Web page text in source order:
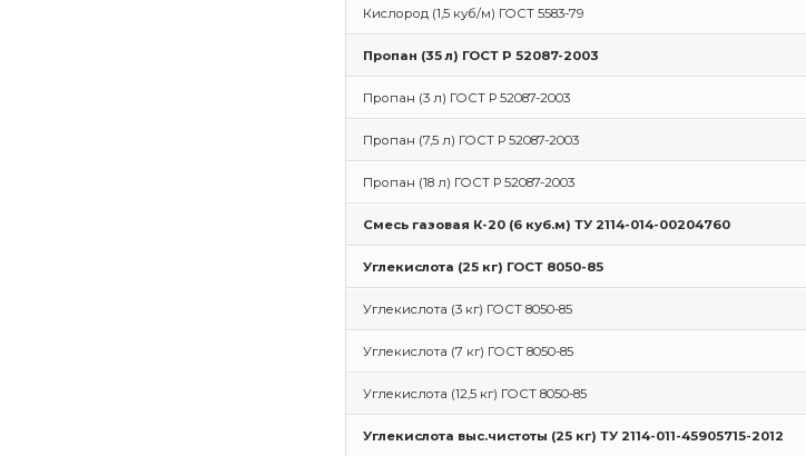
Кислород (1,5 куб/м) ГОСТ 5583-79
Пропан (35 л) ГОСТ Р 52087-2003
Пропан (3 л) ГОСТ Р 52087-2003
Пропан (7,5 л) ГОСТ Р 52087-2003
Пропан (18 л) ГОСТ Р 52087-2003
Смесь газовая К-20 (6 куб.м) ТУ 2114-014-00204760
Углекислота (25 кг) ГОСТ 8050-85
Углекислота (3 кг) ГОСТ 8050-85
Углекислота (7 кг) ГОСТ 8050-85
Углекислота (12,5 кг) ГОСТ 8050-85
Углекислота выс.чистоты (25 кг) ТУ 2114-011-45905715-2012